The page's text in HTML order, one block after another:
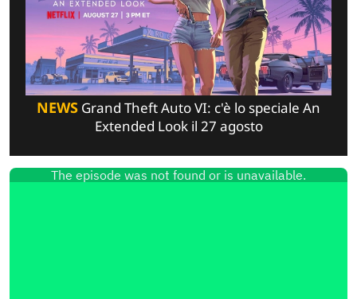
NEWS Grand Theft Auto VI: c'è lo speciale An
Extended Look il 27 agosto